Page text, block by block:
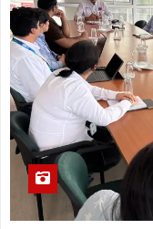
14 de agosto
Viernes